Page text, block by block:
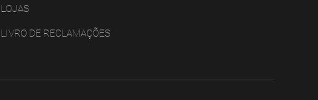
LOJAS
LIVRO DE RECLAMAÇÕES